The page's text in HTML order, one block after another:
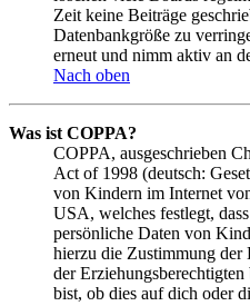
Zeit keine Beiträge
Datenbankgröße zu
erneut und nimm aktiv an
Nach oben
Was ist COPPA?
COPPA, ausgeschrieben
Act of 1998 (deutsch:
von Kindern im Internet
USA, welches festlegt,
persönliche Daten von
hierzu die Zustimmung der
der
bist, ob dies auf dich oder